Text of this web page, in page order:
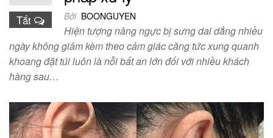
Tắt Bởi BOONGUYEN
Hiện tượng nâng ngực bị sưng dai dẳng nhiều
ngày không giảm kèm theo cảm giác căng tức xung quanh
khoang đặt túi luôn là nỗi bất an lớn đối với nhiều khách
hàng sau…